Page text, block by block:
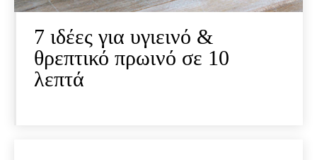
7 ιδέες για υγιεινό &
θρεπτικό πρωινό σε 10
λεπτά